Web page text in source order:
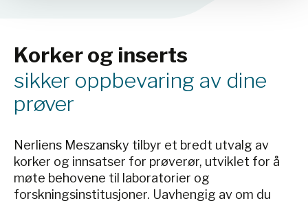
Korker og inserts
sikker oppbevaring av dine
prøver
Nerliens Meszansky tilbyr et bredt utvalg av
korker og innsatser for prøverør, utviklet for å
møte behovene til laboratorier og
forskningsinstitusjoner. Uavhengig av om du